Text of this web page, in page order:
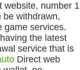
website, number 1
be withdrawn,
game services.
the latest
service that is
Direct web